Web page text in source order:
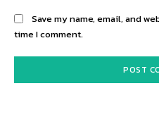
Save my name, email, and
time I comment.